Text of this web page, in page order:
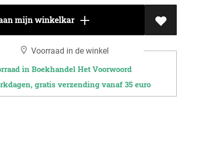
mijn winkelkar
Voorraad in de winkel
in Boekhandel Het Voorwoord
gratis verzending vanaf 35 euro